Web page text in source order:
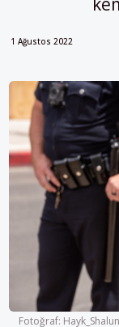
1 Ağustos 2022
Fotoğraf: